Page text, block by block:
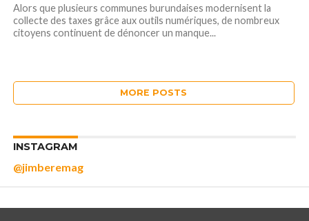
Alors que plusieurs communes burundaises modernisent la
collecte des taxes grâce aux outils numériques, de nombreux
citoyens continuent de dénoncer un manque...
MORE POSTS
INSTAGRAM
@jimberemag